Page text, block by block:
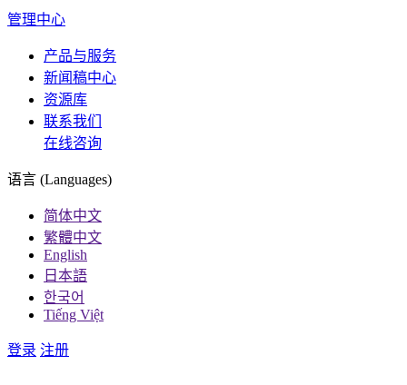
管理中心
产品与服务
新闻稿中心
资源库
联系我们
在线咨询
语言 (Languages)
简体中文
繁體中文
English
日本語
한국어
Tiếng Việt
登录 注册